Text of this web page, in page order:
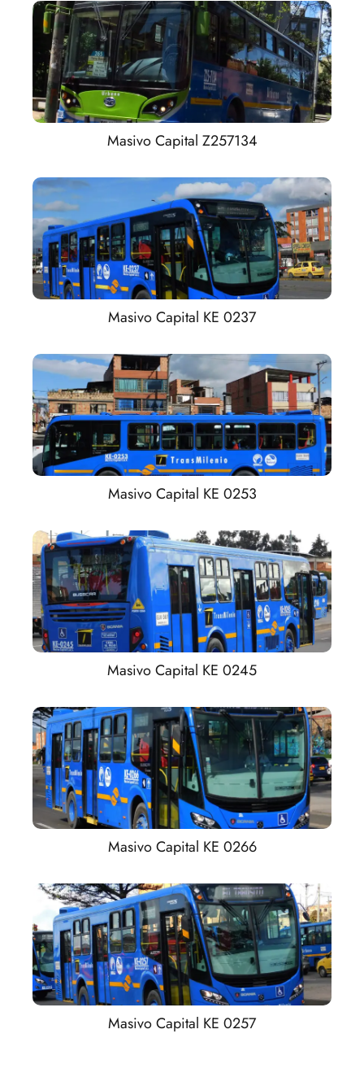
Masivo Capital Z257134
Masivo Capital KE 0237
Masivo Capital KE 0253
Masivo Capital KE 0245
Masivo Capital KE 0266
Masivo Capital KE 0257